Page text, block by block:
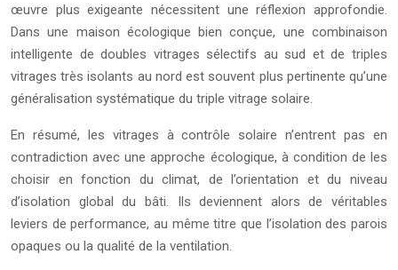
œuvre plus exigeante nécessitent une réflexion approfondie.
Dans une maison écologique bien conçue, une combinaison
intelligente de doubles vitrages sélectifs au sud et de triples
vitrages très isolants au nord est souvent plus pertinente qu’une
généralisation systématique du triple vitrage solaire.
En résumé, les vitrages à contrôle solaire n’entrent pas en
contradiction avec une approche écologique, à condition de les
choisir en fonction du climat, de l’orientation et du niveau
d’isolation global du bâti. Ils deviennent alors de véritables
leviers de performance, au même titre que l’isolation des parois
opaques ou la qualité de la ventilation.